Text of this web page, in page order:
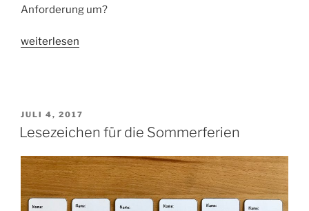
Anforderung um?
„Prozessorientierte
weiterlesen
VERÖFFENTLICHT
AM
JULI 4, 2017
Lesezeichen für die Sommerferien